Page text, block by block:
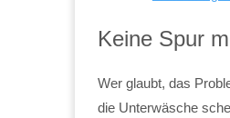
Keine Spur
Wer glaubt, das
die Unterwäsche